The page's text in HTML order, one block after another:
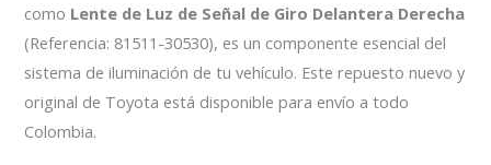
como Lente de Luz de Señal de Giro Delantera Derecha
(Referencia: 81511-30530), es un componente esencial del
sistema de iluminación de tu vehículo. Este repuesto nuevo y
original de Toyota está disponible para envío a todo
Colombia.